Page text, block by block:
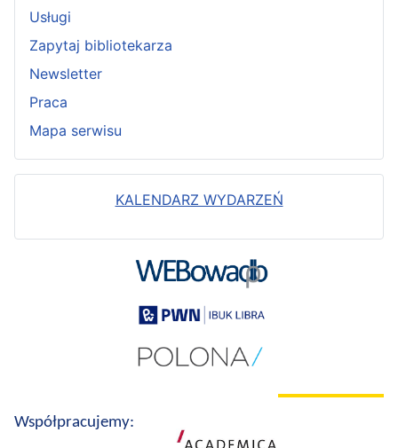
Usługi
Zapytaj bibliotekarza
Newsletter
Praca
Mapa serwisu
KALENDARZ WYDARZEŃ
Współpracujemy: